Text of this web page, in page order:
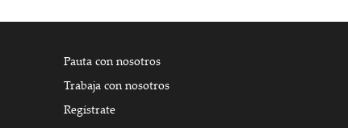
Pauta con nosotros
Trabaja con nosotros
Regístrate